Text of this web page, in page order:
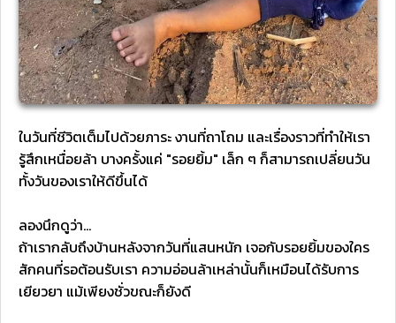
ในวันที่ชีวิตเต็มไปด้วยภาระ งานที่ถาโถม และเรื่องราวที่ทำให้เรา
รู้สึกเหนื่อยล้า บางครั้งแค่ "รอยยิ้ม" เล็ก ๆ ก็สามารถเปลี่ยนวัน
ทั้งวันของเราให้ดีขึ้นได้
ลองนึกดูว่า...
ถ้าเรากลับถึงบ้านหลังจากวันที่แสนหนัก เจอกับรอยยิ้มของใคร
สักคนที่รอต้อนรับเรา ความอ่อนล้าเหล่านั้นก็เหมือนได้รับการ
เยียวยา แม้เพียงชั่วขณะก็ยังดี